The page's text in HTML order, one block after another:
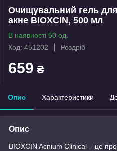
Очищувальний гель
акне BIOXCIN, 500 мл
В наявності 50 од.
Код: 451202
Роздріб
659 ₴
Опис Характеристики
Опис
BIOXCIN Acnium Clinical – це